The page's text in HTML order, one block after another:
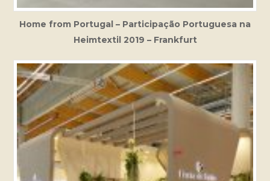
Home from Portugal – Participação Portuguesa na
Heimtextil 2019 – Frankfurt